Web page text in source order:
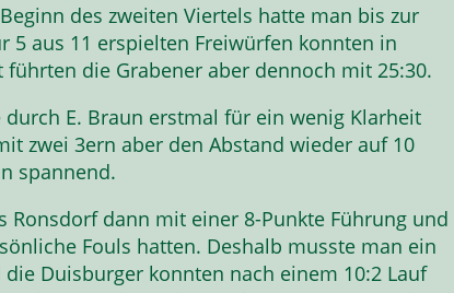
des zweiten Viertels hatte man bis zur
5 aus 11 erspielten Freiwürfen konnten in
die Grabener aber dennoch mit 25:30.
E. Braun erstmal für ein wenig Klarheit
zwei 3ern aber den Abstand wieder auf 10
spannend.
Ronsdorf dann mit einer 8-Punkte Führung und
Fouls hatten. Deshalb musste man ein
Duisburger konnten nach einem 10:2 Lauf